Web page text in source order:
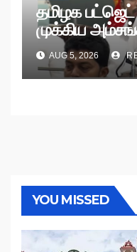
தமிழக
முக்கிய
AUG 5, 2026
YOU MISSED